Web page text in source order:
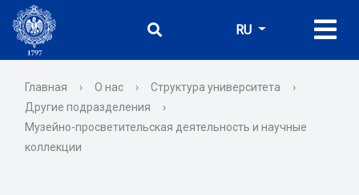
RU
Главная › О нас › Структура университета
›
Другие подразделения
›
Музейно-просветительская деятельность и научные
коллекции